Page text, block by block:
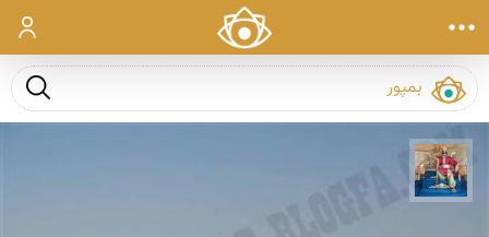
ورود
جست و